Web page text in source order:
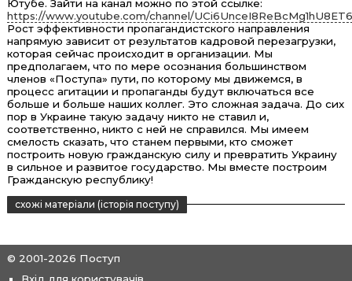
Ютубе. Зайти на канал можно по этой ссылке:
https://www.youtube.com/channel/
Рост эффективности пропагандистского направления
напрямую зависит от результатов кадровой перезагрузки,
которая сейчас происходит в организации. Мы
предполагаем, что по мере осознания большинством
членов «Поступа» пути, по которому мы движемся, в
процесс агитации и пропаганды будут включаться все
больше и больше наших коллег. Это сложная задача. До сих
пор в Украине такую задачу никто не ставил и,
соответственно, никто с ней не справился. Мы имеем
смелость сказать, что станем первыми, кто сможет
построить новую гражданскую силу и превратить Украину
в сильное и развитое государство. Мы вместе построим
Гражданскую республику!
схожі матеріали (історія поступу)
© 2001-2026 Поступ